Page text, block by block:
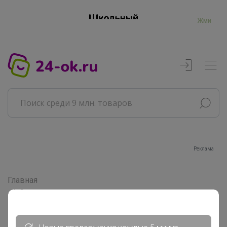
Жми
Реклама
Главная
Совместные покупки
Продукты